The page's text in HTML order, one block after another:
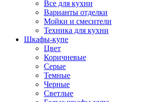
Все для кухни
Варианты отделки
Мойки и смесители
Техника для кухни
Шкафы-купе
Цвет
Коричневые
Серые
Темные
Черные
Светлые